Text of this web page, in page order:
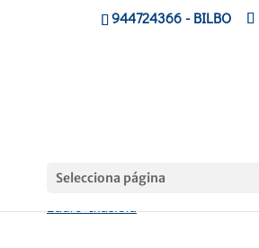
944724366- BILBO
Selecciona página